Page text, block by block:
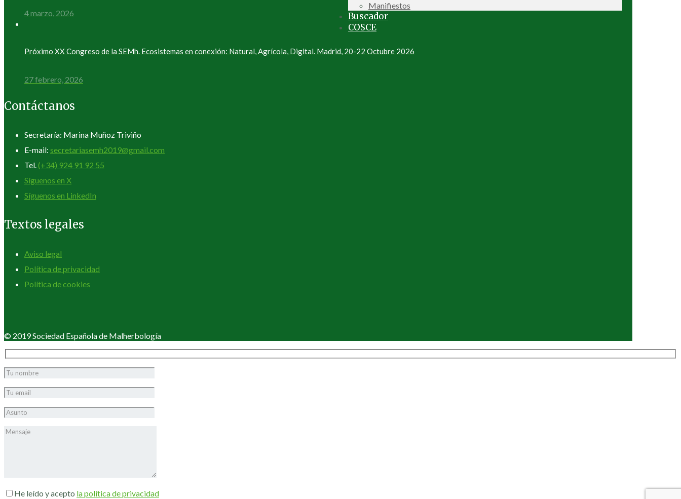
Manifiestos
Buscador
COSCE
4 marzo, 2026
Próximo XX Congreso de la SEMh. Ecosistemas en conexión: Natural, Agrícola, Digital. Madrid, 20-22 Octubre 2026
27 febrero, 2026
Contáctanos
Secretaría: Marina Muñoz Triviño
E-mail: secretariasemh2019@gmail.com
Tel. (+34) 924 91 92 55
Síguenos en X
Síguenos en LinkedIn
Textos legales
Aviso legal
Política de privacidad
Política de cookies
© 2019 Sociedad Española de Malherbología
He leído y acepto la política de privacidad